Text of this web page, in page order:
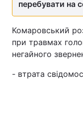
перебувати на
Комаровський
при травмах
негайного
- втрата